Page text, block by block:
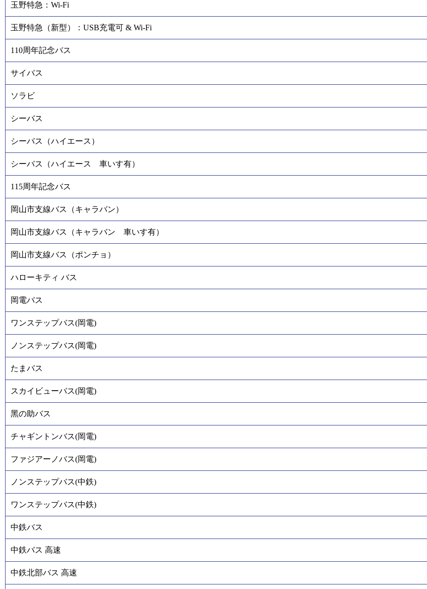
玉野特急：Wi-Fi
玉野特急（新型）：USB充電可 & Wi-Fi
110周年記念バス
サイバス
ソラビ
シーバス
シーバス（ハイエース）
シーバス（ハイエース 車いす有）
115周年記念バス
岡山市支線バス（キャラバン）
岡山市支線バス（キャラバン 車いす有）
岡山市支線バス（ポンチョ）
ハローキティ バス
岡電バス
ワンステップバス(岡電)
ノンステップバス(岡電)
たまバス
スカイビューバス(岡電)
黑の助バス
チャギントンバス(岡電)
ファジアーノバス(岡電)
ノンステップバス(中鉄)
ワンステップバス(中鉄)
中鉄バス
中鉄バス 高速
中鉄北部バス 高速